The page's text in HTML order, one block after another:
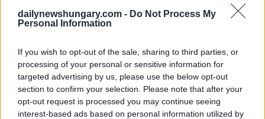
dailynewshungary.com - Do Not Process My
Personal Information
If you wish to opt-out of the sale, sharing to third parties, or
processing of your personal or sensitive information for
targeted advertising by us, please use the below opt-out
section to confirm your selection. Please note that after your
opt-out request is processed you may continue seeing
interest-based ads based on personal information utilized by
I funzionari citati da Portfolio affermano che in un’atmosfera
del genere l’Ungheria avrebbe ancora meno probabilità di
sensibili, soprattutto quelli che riguardano la difesa, le
sanzioni, la condivisione di intelligence o l’Ucraina.
Ciò probabilmente ridurrebbe ulteriormente il margine di
manovra di Budapest nei principali negoziati dell’UE,
compresi i quadri finanziari e di difesa.